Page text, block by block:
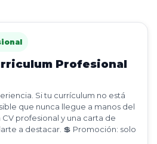
Profesional
Si tu currículum no está
que nunca llegue a manos del
profesional y una carta de
a destacar. 💲 Promoción: solo